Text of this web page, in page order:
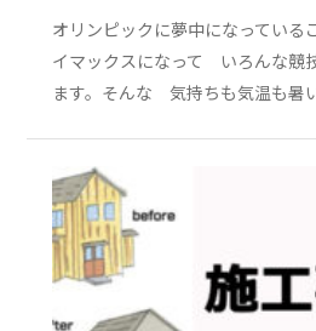
オリンピックに夢中になっている
イマックスになって いろんな競
ます。そんな 気持ちも気温も暑